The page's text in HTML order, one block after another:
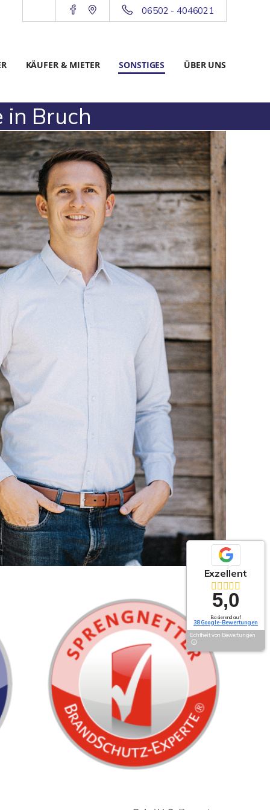
06502 - 4046021
KÄUFER & MIETER SONSTIGES ÜBER UNS
in Bruch
Exzellent
5,0
Basierend auf
38 Google-Bewertungen
Echtheit von Bewertungen